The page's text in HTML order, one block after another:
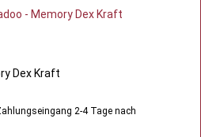
Dex Kraft
2-4 Tage nach